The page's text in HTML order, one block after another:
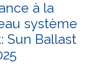
à la
système
Sun Ballast